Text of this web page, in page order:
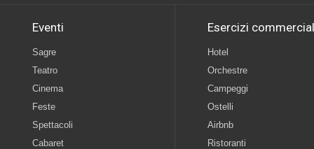
Eventi
Sagre
Teatro
Cinema
Feste
Spettacoli
Cabaret
Esercizi
Hotel
Orchestre
Campeggi
Ostelli
Airbnb
Ristoranti